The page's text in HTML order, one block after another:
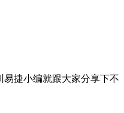
捷小编就跟大家分享下不